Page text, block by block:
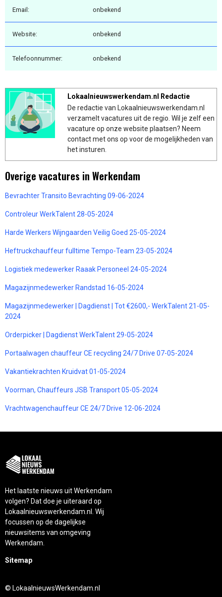
Email: onbekend
Website: onbekend
Telefoonnummer: onbekend
Lokaalnieuwswerkendam.nl Redactie
De redactie van Lokaalnieuwswerkendam.nl
verzamelt vacatures uit de regio. Wil je zelf een
vacature op onze website plaatsen? Neem
contact met ons op voor de mogelijkheden van
het insturen.
Overige vacatures in Werkendam
Bevrachter Transito Bevrachting 09-06-2024
Controleur WerkTalent 28-05-2024
Harde Werkers Wijngaarden Veilig Goed 25-05-2024
Heftruckchauffeur fulltime Tempo-Team 23-05-2024
Logistiek medewerker Raaak Personeel 24-05-2024
Magazijnmedewerker Randstad 16-05-2024
Magazijnmedewerker | Dagdienst | Tot €2600,- WerkTalent 21-05-
2024
Orderpicker | Dagdienst WerkTalent 29-05-2024
Portaalwagen chauffeur CE recycling 24/7 Drive 07-05-2024
Vakantiekrachten Kruidvat 01-05-2024
Voorman, Chauffeurs JSB Transport 05-05-2024
Vrachtwagenchauffeur CE 24/7 Drive 12-06-2024
Het laatste nieuws uit Werkendam
volgen? Dat doe je uiteraard op
Lokaalnieuwswerkendam.nl. Wij
focussen op de dagelijkse
nieuwsitems van omgeving
Werkendam.
Sitemap
© LokaalnieuwsWerkendam.nl